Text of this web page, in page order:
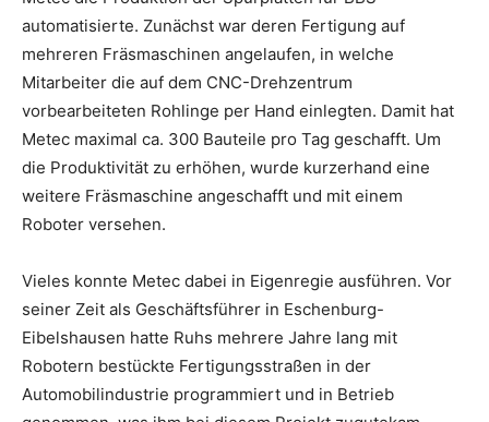
automatisierte. Zunächst war deren Fertigung auf
mehreren Fräsmaschinen angelaufen, in welche
Mitarbeiter die auf dem CNC-Drehzentrum
vorbearbeiteten Rohlinge per Hand einlegten. Damit hat
Metec maximal ca. 300 Bauteile pro Tag geschafft. Um
die Produktivität zu erhöhen, wurde kurzerhand eine
weitere Fräsmaschine angeschafft und mit einem
Roboter versehen.
Vieles konnte Metec dabei in Eigenregie ausführen. Vor
seiner Zeit als Geschäftsführer in Eschenburg-
Eibelshausen hatte Ruhs mehrere Jahre lang mit
Robotern bestückte Fertigungsstraßen in der
Automobilindustrie programmiert und in Betrieb